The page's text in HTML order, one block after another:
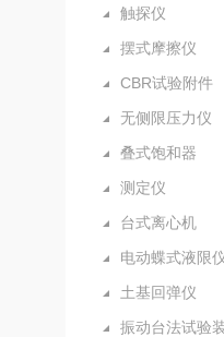
触探仪
摆式摩擦仪
CBR试验附件
无侧限压力仪
叠式饱和器
测定仪
台式离心机
电动蝶式液限
土基回弹仪
振动台法试验